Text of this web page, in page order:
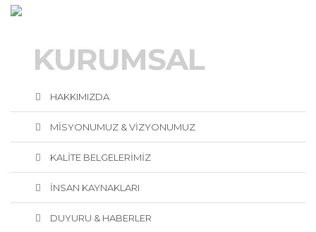
KURUMSAL
HAKKIMIZDA
MİSYONUMUZ & VİZYONUMUZ
KALİTE BELGELERİMİZ
İNSAN KAYNAKLARI
DUYURU & HABERLER